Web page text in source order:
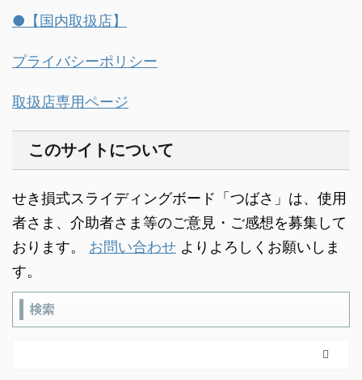
●【国内取扱店】
プライバシーポリシー
取扱店専用ページ
このサイトについて
せき損式スライディングボード「つばさ」は、使用
者さま、介助者さま等のご意見・ご感想を募集して
おります。 お問い合わせ よりよろしくお願いしま
す。
検索